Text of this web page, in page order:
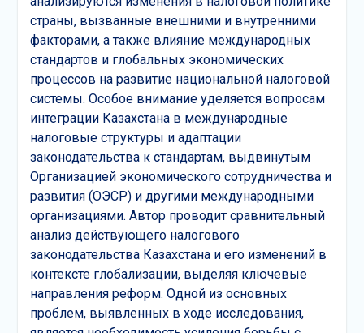
страны, вызванные внешними и внутренними
факторами, а также влияние международных
стандартов и глобальных экономических
процессов на развитие национальной налоговой
системы. Особое внимание уделяется вопросам
интеграции Казахстана в международные
налоговые структуры и адаптации
законодательства к стандартам, выдвинутым
Организацией экономического сотрудничества и
развития (ОЭСР) и другими международными
организациями. Автор проводит сравнительный
анализ действующего налогового
законодательства Казахстана и его изменений в
контексте глобализации, выделяя ключевые
направления реформ. Одной из основных
проблем, выявленных в ходе исследования,